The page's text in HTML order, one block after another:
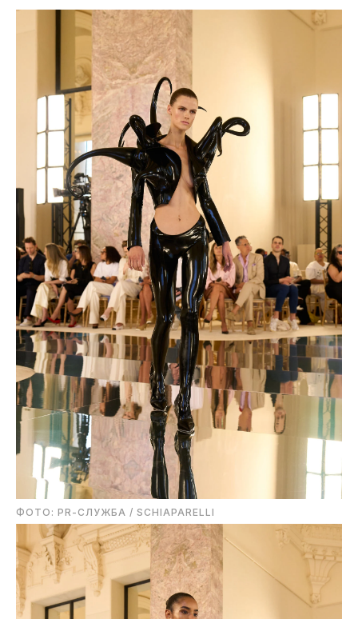
ФОТО: PR-СЛУЖБА / SCHIAPARELLI